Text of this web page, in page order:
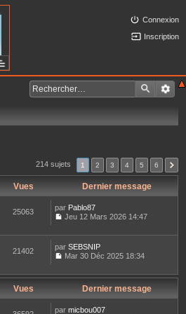
Connexion
Inscription
214 sujets 1 2 3 4 5 6
Vues Dernier message
25063 par Pablo87
s
u
t
Jeu 12 Mars 2026 14:47
21402 par SEBSNIP
n
u
l
Mar 30 Déc 2025 18:34
Vues Dernier message
par micbou007